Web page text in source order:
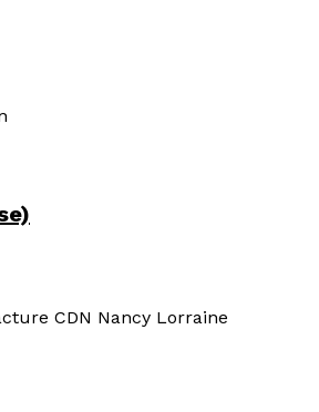
CDN Nancy Lorraine